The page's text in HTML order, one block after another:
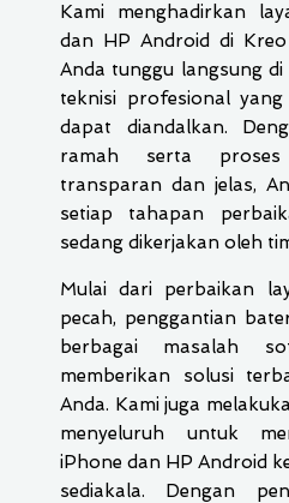
Kami menghadirkan
dan HP Android di
Anda tunggu langsung
teknisi profesional
dapat diandalkan.
ramah serta proses
transparan dan jelas,
setiap tahapan
sedang dikerjakan oleh
Mulai dari perbaikan
pecah, penggantian
berbagai masalah
memberikan solusi
Anda. Kami juga
menyeluruh untuk
iPhone dan HP Android
sediakala. Dengan